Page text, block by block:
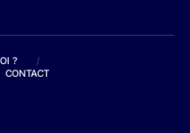
?
/
CONTACT